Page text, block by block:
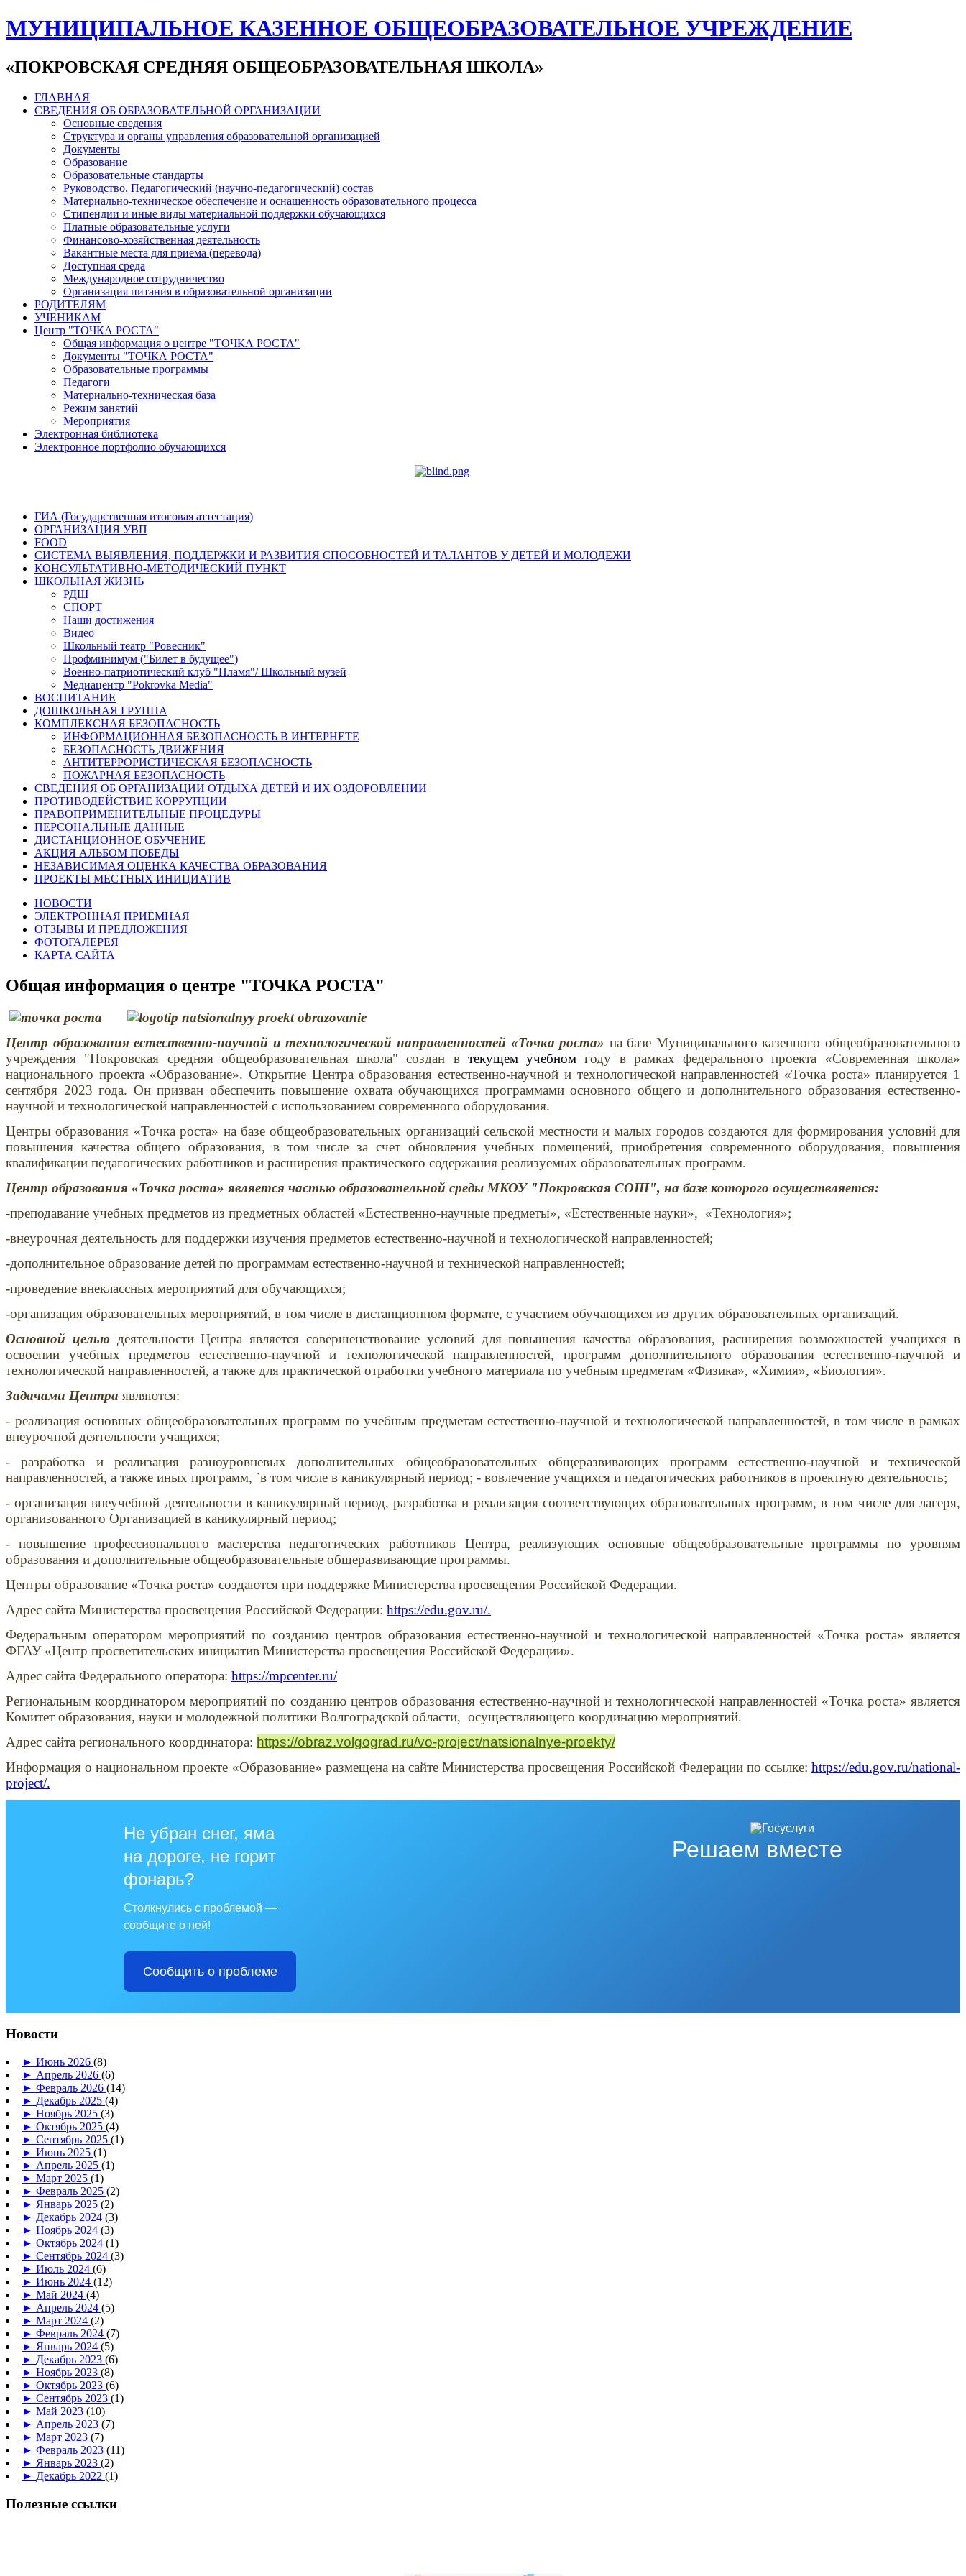
МУНИЦИПАЛЬНОЕ КАЗЕННОЕ ОБЩЕОБРАЗОВАТЕЛЬНОЕ УЧРЕЖДЕНИЕ
«ПОКРОВСКАЯ СРЕДНЯЯ ОБЩЕОБРАЗОВАТЕЛЬНАЯ ШКОЛА»
ГЛАВНАЯ
СВЕДЕНИЯ ОБ ОБРАЗОВАТЕЛЬНОЙ ОРГАНИЗАЦИИ
Основные сведения
Структура и органы управления образовательной организацией
Документы
Образование
Образовательные стандарты
Руководство. Педагогический (научно-педагогический) состав
Материально-техническое обеспечение и оснащенность образовательного процесса
Стипендии и иные виды материальной поддержки обучающихся
Платные образовательные услуги
Финансово-хозяйственная деятельность
Вакантные места для приема (перевода)
Доступная среда
Международное сотрудничество
Организация питания в образовательной организации
РОДИТЕЛЯМ
УЧЕНИКАМ
Центр "ТОЧКА РОСТА"
Общая информация о центре "ТОЧКА РОСТА"
Документы "ТОЧКА РОСТА"
Образовательные программы
Педагоги
Материально-техническая база
Режим занятий
Мероприятия
Электронная библиотека
Электронное портфолио обучающихся
ГИА (Государственная итоговая аттестация)
ОРГАНИЗАЦИЯ УВП
FOOD
СИСТЕМА ВЫЯВЛЕНИЯ, ПОДДЕРЖКИ И РАЗВИТИЯ СПОСОБНОСТЕЙ И ТАЛАНТОВ У ДЕТЕЙ И МОЛОДЕЖИ
КОНСУЛЬТАТИВНО-МЕТОДИЧЕСКИЙ ПУНКТ
ШКОЛЬНАЯ ЖИЗНЬ
РДШ
СПОРТ
Наши достижения
Видео
Школьный театр "Ровесник"
Профминимум ("Билет в будущее")
Военно-патриотический клуб "Пламя"/ Школьный музей
Медиацентр "Pokrovka Media"
ВОСПИТАНИЕ
ДОШКОЛЬНАЯ ГРУППА
КОМПЛЕКСНАЯ БЕЗОПАСНОСТЬ
ИНФОРМАЦИОННАЯ БЕЗОПАСНОСТЬ В ИНТЕРНЕТЕ
БЕЗОПАСНОСТЬ ДВИЖЕНИЯ
АНТИТЕРРОРИСТИЧЕСКАЯ БЕЗОПАСНОСТЬ
ПОЖАРНАЯ БЕЗОПАСНОСТЬ
СВЕДЕНИЯ ОБ ОРГАНИЗАЦИИ ОТДЫХА ДЕТЕЙ И ИХ ОЗДОРОВЛЕНИИ
ПРОТИВОДЕЙСТВИЕ КОРРУПЦИИ
ПРАВОПРИМЕНИТЕЛЬНЫЕ ПРОЦЕДУРЫ
ПЕРСОНАЛЬНЫЕ ДАННЫЕ
ДИСТАНЦИОННОЕ ОБУЧЕНИЕ
АКЦИЯ АЛЬБОМ ПОБЕДЫ
НЕЗАВИСИМАЯ ОЦЕНКА КАЧЕСТВА ОБРАЗОВАНИЯ
ПРОЕКТЫ МЕСТНЫХ ИНИЦИАТИВ
НОВОСТИ
ЭЛЕКТРОННАЯ ПРИЁМНАЯ
ОТЗЫВЫ И ПРЕДЛОЖЕНИЯ
ФОТОГАЛЕРЕЯ
КАРТА САЙТА
Общая информация о центре "ТОЧКА РОСТА"
Центр образования естественно-научной и технологической направленностей «Точка роста» на базе Муниципального казенного общеобразовательного
учреждения "Покровская средняя общеобразовательная школа" создан в текущем учебномгоду в рамках федерального проекта «Современная школа»
национального проекта «Образование».Открытие Центра образования естественно-научной и технологической направленностей «Точка роста» планируется 1
сентября 2023 года. Он призван обеспечить повышение охвата обучающихся программами основного общего и дополнительного образования естественно-
научной и технологической направленностей с использованием современного оборудования.
Центры образования «Точка роста» на базе общеобразовательных организаций сельской местности и малых городов создаются для формирования условий для
повышения качества общего образования, в том числе за счет обновления учебных помещений, приобретения современного оборудования, повышения
квалификации педагогических работников и расширения практического содержания реализуемых образовательных программ.
Центр образования «Точка роста» является частью образовательной среды МКОУ "Покровская СОШ", на базе которого осуществляется:
-преподавание учебных предметов из предметных областей «Естественно-научные предметы», «Естественные науки», «Технология»;
-внеурочная деятельность для поддержки изучения предметов естественно-научной и технологической направленностей;
-дополнительное образование детей по программам естественно-научной и технической направленностей;
-проведение внеклассных мероприятий для обучающихся;
-организация образовательных мероприятий, в том числе в дистанционном формате, с участием обучающихся из других образовательных организаций.
Основной цельюдеятельности Центра является совершенствование условий для повышения качества образования, расширения возможностей учащихся в
освоении учебных предметов естественно-научной и технологической направленностей, программ дополнительного образования естественно-научной и
технологической направленностей, а также для практической отработки учебного материала по учебным предметам «Физика», «Химия», «Биология».
Задачами Центра являются:
- реализация основных общеобразовательных программ по учебным предметам естественно-научной и технологической направленностей, в том числе в рамках
внеурочной деятельности учащихся;
- разработка и реализация разноуровневых дополнительных общеобразовательных общеразвивающих программ естественно-научной и технической
направленностей, а также иных программ, `в том числе в каникулярный период; - вовлечение учащихся и педагогических работников в проектную деятельность;
- организация внеучебной деятельности в каникулярный период, разработка и реализация соответствующих образовательных программ, в том числе для лагеря,
организованного Организацией в каникулярный период;
- повышение профессионального мастерства педагогических работников Центра, реализующих основные общеобразовательные программы по уровням
образования и дополнительные общеобразовательные общеразвивающие программы.
Центры образование «Точка роста» создаются при поддержке Министерства просвещения Российской Федерации.
Адрес сайта Министерства просвещения Российской Федерации: https://edu.gov.ru/.
Федеральным оператором мероприятий по созданию центров образования естественно-научной и технологической направленностей «Точка роста» является
ФГАУ «Центр просветительских инициатив Министерства просвещения Российской Федерации».
Адрес сайта Федерального оператора: https://mpcenter.ru/
Региональным координатором мероприятий по созданию центров образования естественно-научной и технологической направленностей «Точка роста» является
Комитет образования, науки и молодежной политики Волгоградской области, осуществляющего координацию мероприятий.
Адрес сайта регионального координатора: https://obraz.volgograd.ru/vo-project/natsionalnye-proekty/
Информация о национальном проекте «Образование» размещена на сайте Министерства просвещения Российской Федерации по ссылке: https://edu.gov.ru/national-
project/.
Решаем вместе
Не убран снег, яма
на дороге, не горит
фонарь?
Столкнулись с проблемой —
сообщите о ней!
Сообщить о проблеме
Новости
► Июнь 2026 (8)
► Апрель 2026 (6)
► Февраль 2026 (14)
► Декабрь 2025 (4)
► Ноябрь 2025 (3)
► Октябрь 2025 (4)
► Сентябрь 2025 (1)
► Июнь 2025 (1)
► Апрель 2025 (1)
► Март 2025 (1)
► Февраль 2025 (2)
► Январь 2025 (2)
► Декабрь 2024 (3)
► Ноябрь 2024 (3)
► Октябрь 2024 (1)
► Сентябрь 2024 (3)
► Июль 2024 (6)
► Июнь 2024 (12)
► Май 2024 (4)
► Апрель 2024 (5)
► Март 2024 (2)
► Февраль 2024 (7)
► Январь 2024 (5)
► Декабрь 2023 (6)
► Ноябрь 2023 (8)
► Октябрь 2023 (6)
► Сентябрь 2023 (1)
► Май 2023 (10)
► Апрель 2023 (7)
► Март 2023 (7)
► Февраль 2023 (11)
► Январь 2023 (2)
► Декабрь 2022 (1)
Полезные ссылки